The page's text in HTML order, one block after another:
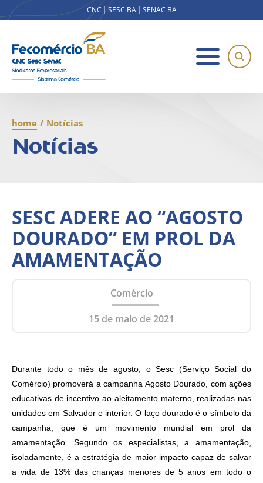
CNC SESC BA SENAC BA
home / Notícias
Notícias
SESC ADERE AO “AGOSTO
DOURADO” EM PROL DA
AMAMENTAÇÃO
Comércio
15 de maio de 2021
Durante todo o mês de agosto, o Sesc (Serviço Social do
Comércio) promoverá a campanha Agosto Dourado, com ações
educativas de incentivo ao aleitamento materno, realizadas nas
unidades em Salvador e interior. O laço dourado é o símbolo da
campanha, que é um movimento mundial em prol da
amamentação. Segundo os especialistas, a amamentação,
isoladamente, é a estratégia de maior impacto capaz de salvar
a vida de 13% das crianças menores de 5 anos em todo o